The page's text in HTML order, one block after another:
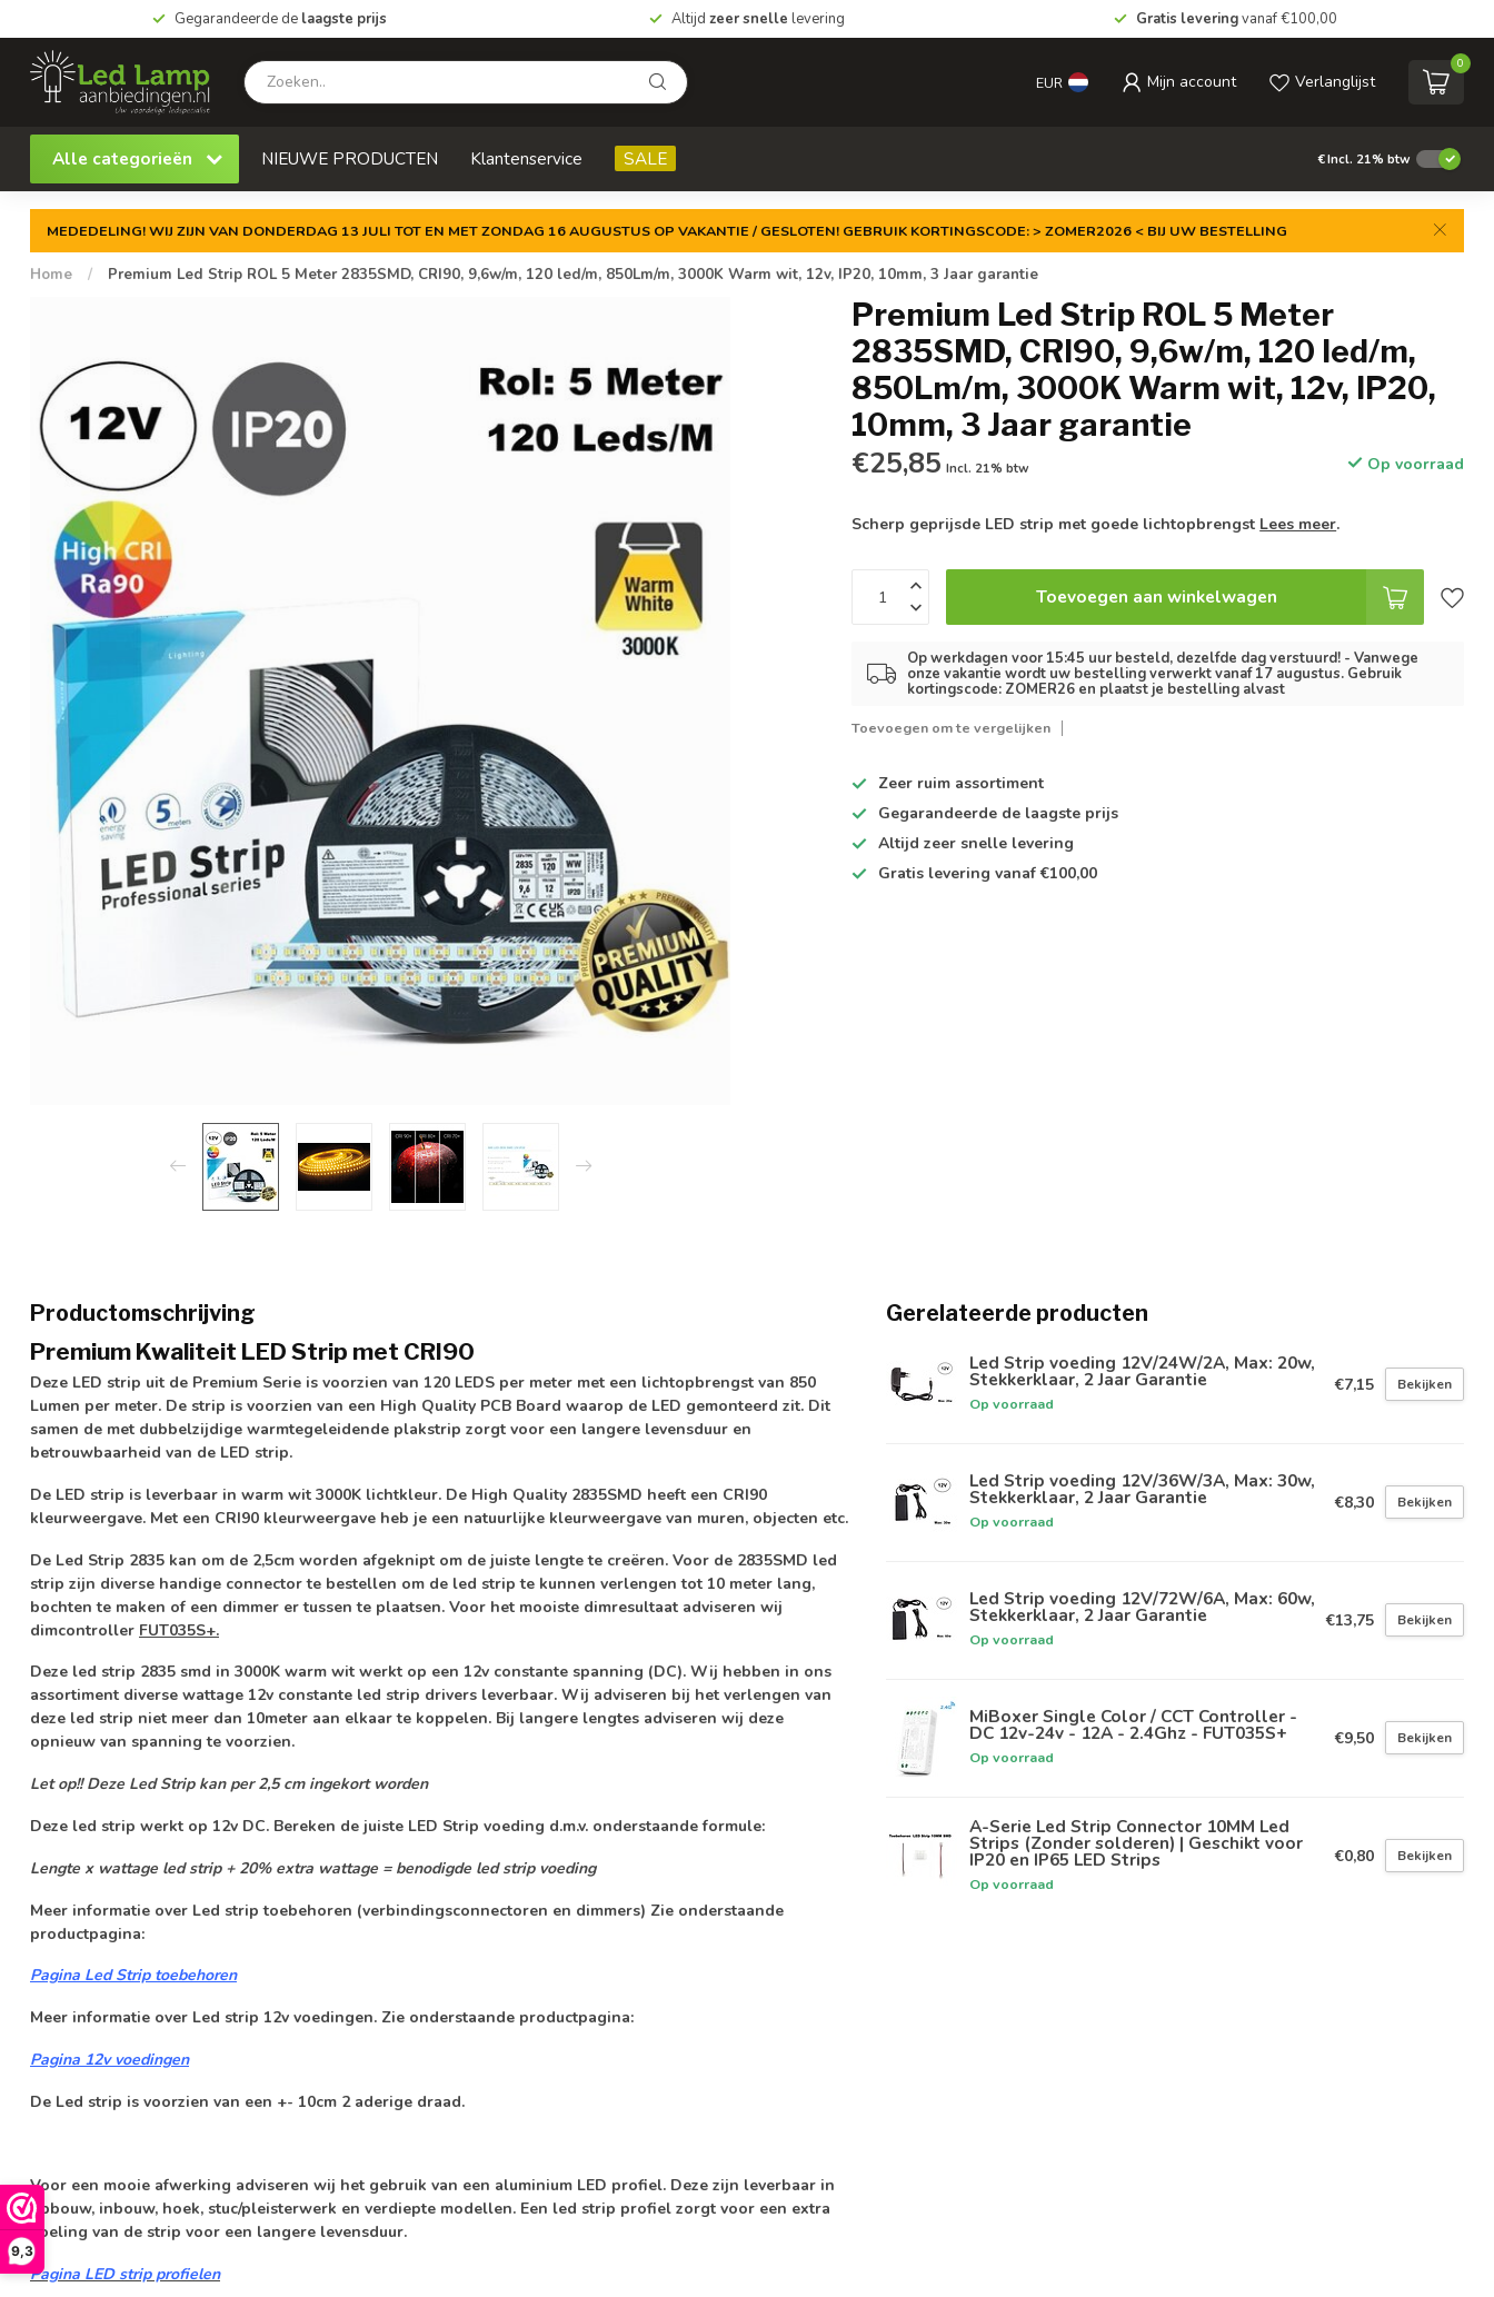
9,3
Gegarandeerde de laagste prijs Altijd zeer snelle levering Gratis leveringvanaf €100,00
EUR Mijn account Verlanglijst
0
Alle categorieën NIEUWE PRODUCTEN Klantenservice SALE €Incl. 21% btw
MEDEDELING! WIJ ZIJN VAN DONDERDAG 13 JULI TOT EN MET ZONDAG 16 AUGUSTUS OP VAKANTIE / GESLOTEN! GEBRUIK KORTINGSCODE: > ZOMER2026 < BIJ UW BESTELLING
Home / Premium Led Strip ROL 5 Meter 2835SMD, CRI90, 9,6w/m, 120 led/m, 850Lm/m, 3000K Warm wit, 12v, IP20, 10mm, 3 Jaar garantie
Premium Led Strip ROL 5 Meter
2835SMD, CRI90, 9,6w/m, 120 led/m,
850Lm/m, 3000K Warm wit, 12v, IP20,
10mm, 3 Jaar garantie
€25,85 Incl. 21% btw Op voorraad
Scherp geprijsde LED strip met goede lichtopbrengst Lees meer.
Toevoegen aan winkelwagen
Op werkdagen voor 15:45 uur besteld, dezelfde dag verstuurd! - Vanwege
onze vakantie wordt uw bestelling verwerkt vanaf 17 augustus. Gebruik
kortingscode: ZOMER26 en plaatst je bestelling alvast
Toevoegen om te vergelijken
Zeer ruim assortiment
Gegarandeerde de laagste prijs
Altijdzeer snelle levering
Gratis levering vanaf €100,00
Productomschrijving
Premium Kwaliteit LED Strip met CRI90
Deze LED strip uit de Premium Serie is voorzien van 120 LEDS per meter met een lichtopbrengst van 850
Lumen per meter. De strip is voorzien van een High Quality PCB Board waarop de LED gemonteerd zit. Dit
samen de met dubbelzijdige warmtegeleidende plakstrip zorgt voor een langere levensduur en
betrouwbaarheid van de LED strip.
De LED strip is leverbaar in warm wit 3000K lichtkleur. De High Quality 2835SMD heeft een CRI90
kleurweergave. Met een CRI90 kleurweergave heb je een natuurlijke kleurweergave van muren, objecten etc.
De Led Strip 2835 kan om de 2,5cm worden afgeknipt om de juiste lengte te creëren. Voor de 2835SMD led
strip zijn diverse handige connector te bestellen om de led strip te kunnen verlengen tot 10 meter lang,
bochten te maken of een dimmer er tussen te plaatsen. Voor het mooiste dimresultaat adviseren wij
dimcontroller FUT035S+.
Deze led strip 2835 smd in 3000K warm wit werkt op een 12v constante spanning (DC). Wij hebben in ons
assortiment diverse wattage 12v constante led strip drivers leverbaar. Wij adviseren bij het verlengen van
deze led strip niet meer dan 10meter aan elkaar te koppelen. Bij langere lengtes adviseren wij deze
opnieuw van spanning te voorzien.
Let op!! Deze Led Strip kan per 2,5 cm ingekort worden
Deze led strip werkt op 12v DC. Bereken de juiste LED Strip voeding d.m.v. onderstaande formule:
Lengte x wattage led strip + 20% extra wattage = benodigde led strip voeding
Meer informatie over Led strip toebehoren (verbindingsconnectoren en dimmers) Zie onderstaande
productpagina:
Pagina Led Strip toebehoren
Meer informatie over Led strip 12v voedingen. Zie onderstaande productpagina:
Pagina 12v voedingen
De Led strip is voorzien van een +- 10cm 2 aderige draad.
Voor een mooie afwerking adviseren wij het gebruik van een aluminium LED profiel. Deze zijn leverbaar in
opbouw, inbouw, hoek, stuc/pleisterwerk en verdiepte modellen. Een led strip profiel zorgt voor een extra
koeling van de strip voor een langere levensduur.
Pagina LED strip profielen
Gerelateerde producten
Led Strip voeding 12V/24W/2A, Max: 20w,
Stekkerklaar, 2 Jaar Garantie
Op voorraad
€7,15 Bekijken
Led Strip voeding 12V/36W/3A, Max: 30w,
Stekkerklaar, 2 Jaar Garantie
Op voorraad
€8,30 Bekijken
Led Strip voeding 12V/72W/6A, Max: 60w,
Stekkerklaar, 2 Jaar Garantie
Op voorraad
€13,75 Bekijken
MiBoxer Single Color / CCT Controller -
DC 12v-24v - 12A - 2.4Ghz - FUT035S+
Op voorraad
€9,50 Bekijken
A-Serie Led Strip Connector 10MM Led
Strips (Zonder solderen) | Geschikt voor
IP20 en IP65 LED Strips
Op voorraad
€0,80 Bekijken